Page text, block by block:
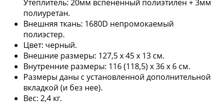
Утеплитель: 20мм вспененный полиэтилен + 3мм
полиуретан.
Внешняя ткань: 1680D непромокаемый
полиэстер.
Цвет: черный.
Внешние размеры: 127,5 х 45 х 13 см.
Внутренние размеры: 116 (118,5) х 36 х 6 см.
Размеры даны с установленной дополнительной
вкладкой (и без нее).
Вес: 2,4 кг.